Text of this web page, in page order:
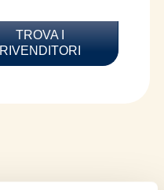
TROVA I
RIVENDITORI